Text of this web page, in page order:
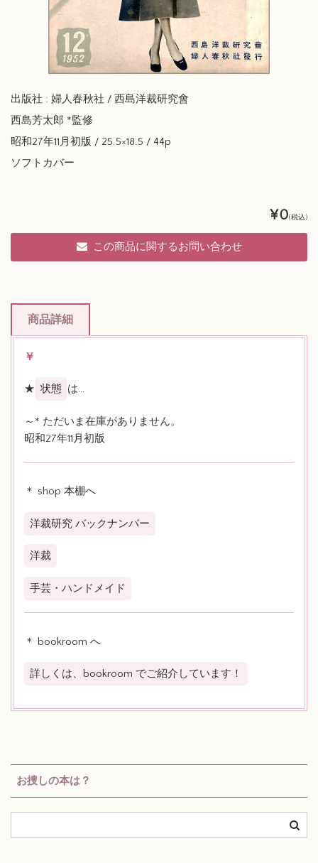
出版社 : 婦人春秋社 / 西島洋裁研究會
西島芳太郎 *監修
昭和27年11月初版 / 25.5×18.5 / 44p
ソフトカバー
¥0(税込)
この商品に関するお問い合わせ
商品詳細
￥
★ 状態 は…
～* ただいま在庫がありません。
昭和27年11月初版
＊ shop 本棚へ
洋裁研究 バックナンバー
洋裁
手芸・ハンドメイド
＊ bookroom へ
詳しくは、bookroom でご紹介しています！
お捜しの本は？